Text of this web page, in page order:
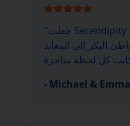
"جعلت Serendipity Tours شهر العسل لدينا
البكر إلى المعابد
- Michael &